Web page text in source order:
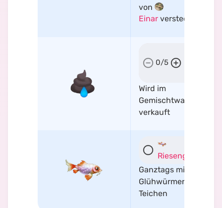
von
Einar versteckt
0/5
Wird im
Gemischtwarenladen
verkauft
Riesengoldfisch
Ganztags mit
Glühwürmern in
Teichen